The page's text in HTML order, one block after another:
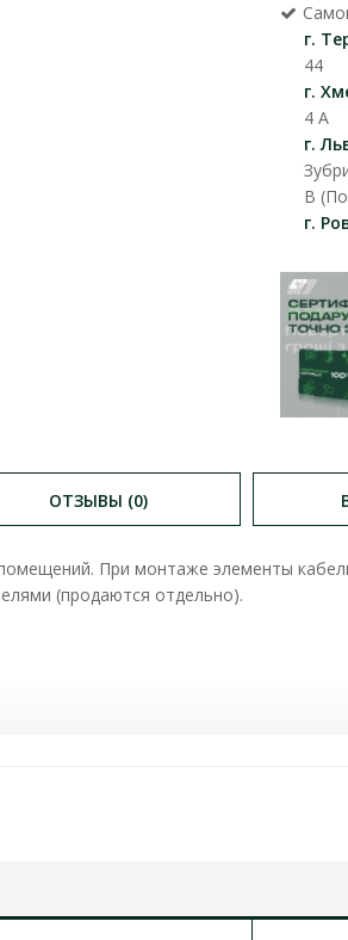
г.
44
г.
4 А
г.
В
г.
ОТЗЫВЫ (0)
При монтаже элементы
(продаются отдельно).